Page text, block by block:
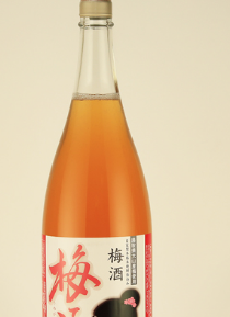
ステーキ（80ｇ×10個）＆
ット